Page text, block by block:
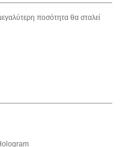
10Wx2
10Wx2
ποσότητα θα σταλεί